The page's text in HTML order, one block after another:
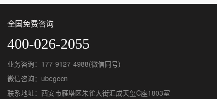
全国免费咨询
400-026-2055
业务咨询：177-9127-4988(微信同号)
微信咨询：ubegecn
联系地址：西安市雁塔区朱雀大街汇成天玺C座1803室